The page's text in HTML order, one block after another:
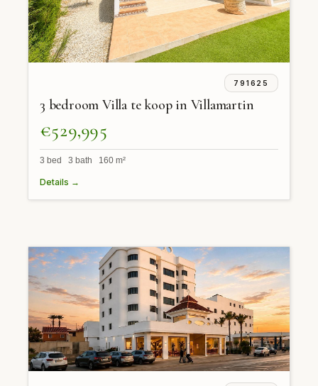
791625
3 bedroom Villa te koop in Villamartin
€529,995
3 bed 3 bath 160 m²
Details →